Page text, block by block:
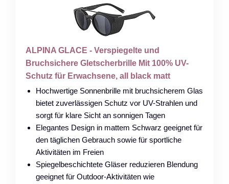
ALPINA GLACE - Verspiegelte und
Bruchsichere Gletscherbrille Mit 100% UV-
Schutz für Erwachsene, all black matt
Hochwertige Sonnenbrille mit bruchsicherem Glas
bietet zuverlässigen Schutz vor UV-Strahlen und
sorgt für klare Sicht an sonnigen Tagen
Elegantes Design in mattem Schwarz geeignet für
den täglichen Gebrauch sowie für sportliche
Aktivitäten im Freien
Spiegelbeschichtete Gläser reduzieren Blendung
geeignet für Outdoor-Aktivitäten wie